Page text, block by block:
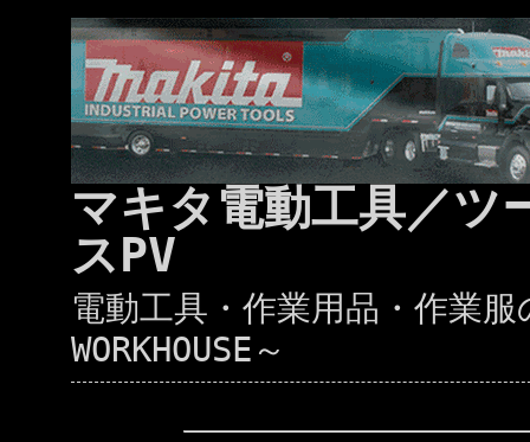
マキタ電動工具／
スPV
電動工具・作業用品・作
WORKHOUSE～